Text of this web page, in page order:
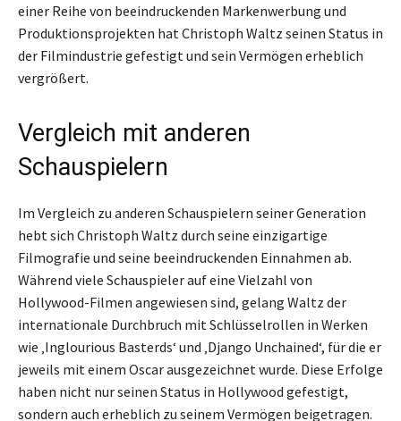
einer Reihe von beeindruckenden Markenwerbung und
Produktionsprojekten hat Christoph Waltz seinen Status in
der Filmindustrie gefestigt und sein Vermögen erheblich
vergrößert.
Vergleich mit anderen
Schauspielern
Im Vergleich zu anderen Schauspielern seiner Generation
hebt sich Christoph Waltz durch seine einzigartige
Filmografie und seine beeindruckenden Einnahmen ab.
Während viele Schauspieler auf eine Vielzahl von
Hollywood-Filmen angewiesen sind, gelang Waltz der
internationale Durchbruch mit Schlüsselrollen in Werken
wie ‚Inglourious Basterds‘ und ‚Django Unchained‘, für die er
jeweils mit einem Oscar ausgezeichnet wurde. Diese Erfolge
haben nicht nur seinen Status in Hollywood gefestigt,
sondern auch erheblich zu seinem Vermögen beigetragen.